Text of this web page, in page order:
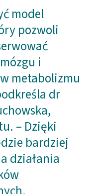
model
pozwoli
i
metabolizmu
dr
– Dzięki
bardziej
działania